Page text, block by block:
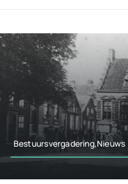
Bestuursvergadering,Nieuws